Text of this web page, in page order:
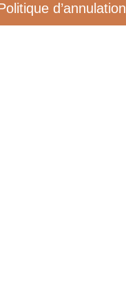
d’annulation